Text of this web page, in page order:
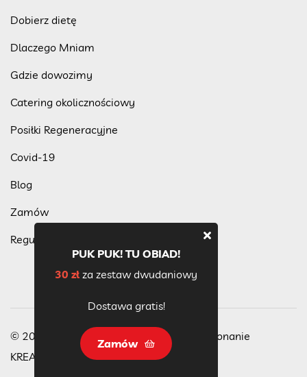
Dobierz dietę
Dlaczego Mniam
Gdzie dowozimy
Catering okolicznościowy
Posiłki Regeneracyjne
Covid-19
Blog
Zamów
Regulamin programu lojalnościowego
© 2023 Wszelkie Prawa Zastrzeżone, wykonanie
KREACJA
PUK PUK! TU OBIAD!
30 zł za zestaw dwudaniowy
Dostawa gratis!
Zamów